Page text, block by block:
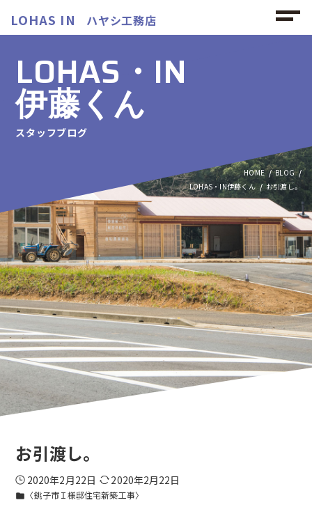
LOHAS IN ハヤシ工務店
LOHAS・IN
伊藤くん
スタッフブログ
HOME
BLOG
LOHAS・IN伊藤くん
お引渡し。
お引渡し。
2020年2月22日 2020年2月22日
folder 〈銚子市Ｉ様邸住宅新築工事〉